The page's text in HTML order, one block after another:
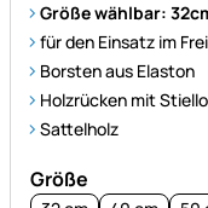
Größe wählbar:
für den Einsatz im
Borsten aus Elaston
Holzrücken mit
Sattelholz
Größe